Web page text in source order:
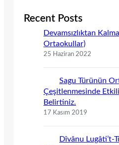
Recent Posts
Devamsızlıktan
Ortaokullar)
25 Haziran 2022
Sagu Türünün
Çeşitlenmesinde
Belirtiniz.
17 Kasım 2019
Dîvânu Lugâti’t-